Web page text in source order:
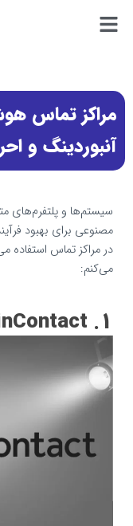
مراکز تماس
آنبوردینگ و
سیستم‌ها و پلتفرم‌های
مصنوعی برای بهبود
در مراکز تماس استفاده
می‌کنم:
1. NICE inContact